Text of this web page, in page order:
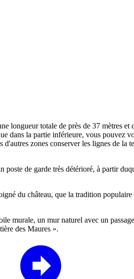
longueur totale de près de 37 mètres et
dans la partie inférieure, vous pouvez
zones conserver les lignes de la
poste de garde très détérioré, à partir
du château, que la tradition
murale, un mur naturel avec un
des Maures ».